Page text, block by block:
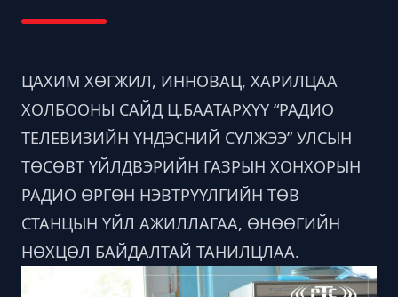
ЦАХИМ ХӨГЖИЛ, ИННОВАЦ, ХАРИЛЦАА
ХОЛБООНЫ САЙД Ц.БААТАРХҮҮ “РАДИО
ТЕЛЕВИЗИЙН ҮНДЭСНИЙ СҮЛЖЭЭ” УЛСЫН
ТӨСӨВТ ҮЙЛДВЭРИЙН ГАЗРЫН ХОНХОРЫН
РАДИО ӨРГӨН НЭВТРҮҮЛГИЙН ТӨВ
СТАНЦЫН ҮЙЛ АЖИЛЛАГАА, ӨНӨӨГИЙН
НӨХЦӨЛ БАЙДАЛТАЙ ТАНИЛЦЛАА.